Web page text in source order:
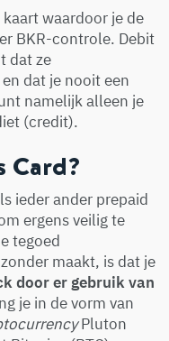
kaart waardoor je de
BKR-controle. Debit
dat ze
dat je nooit een
namelijk alleen je
(credit).
Card?
ieder ander prepaid
ergens veilig te
tegoed
maakt, is dat je
door er gebruik van
je in de vorm van
Pluton